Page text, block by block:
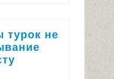
турок не